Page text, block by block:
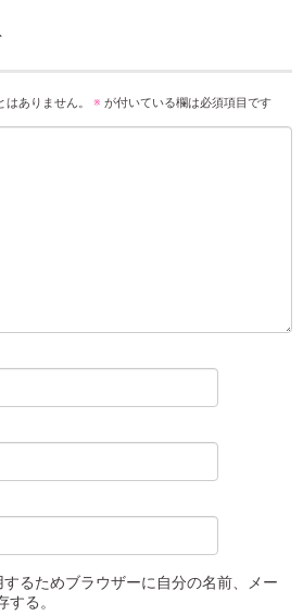
ありません。 ※ が付いている欄は必須項目です
るためブラウザーに自分の名前、メー
る。